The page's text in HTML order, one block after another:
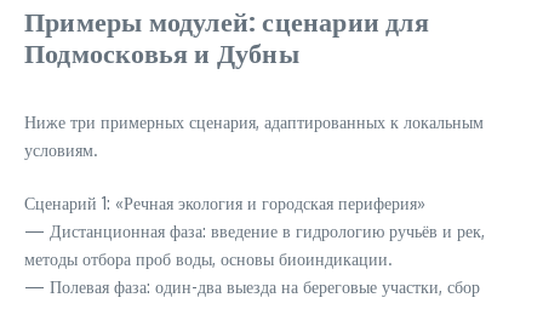
Примеры модулей: сценарии для
Подмосковья и Дубны
Ниже три примерных сценария, адаптированных к локальным
условиям.
Сценарий 1: «Речная экология и городская периферия»
— Дистанционная фаза: введение в гидрологию ручьёв и рек,
методы отбора проб воды, основы биоиндикации.
— Полевая фаза: один-два выезда на береговые участки, сбор